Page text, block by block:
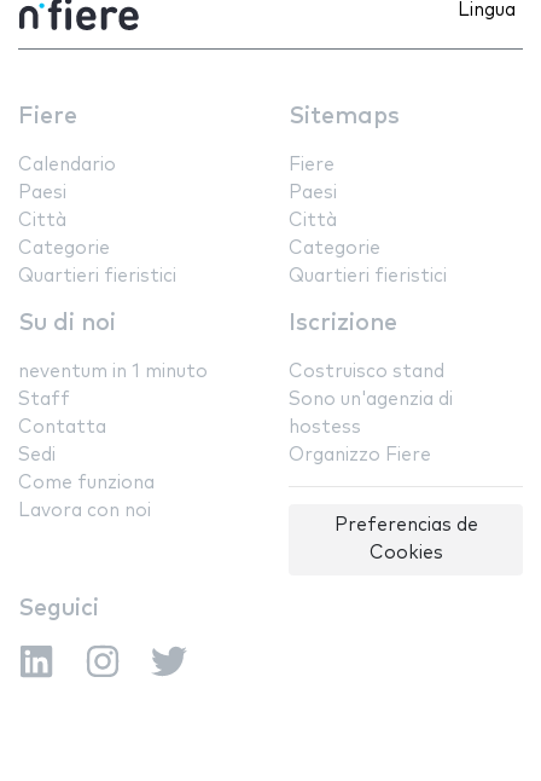
Lingua
Fiere
Calendario
Paesi
Città
Categorie
Quartieri fieristici
Sitemaps
Fiere
Paesi
Città
Categorie
Quartieri fieristici
Su di noi
neventum in 1 minuto
Staff
Contatta
Sedi
Come funziona
Lavora con noi
Iscrizione
Costruisco stand
Sono un'agenzia di
hostess
Organizzo Fiere
Preferencias de
Cookies
Seguici